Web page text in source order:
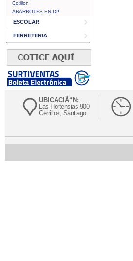
Cotillon
ABARROTES EN DP
ESCOLAR
FERRETERIA
UBICACIÃ“N:
Las Hortensias 900
Cerrillos, Santiago